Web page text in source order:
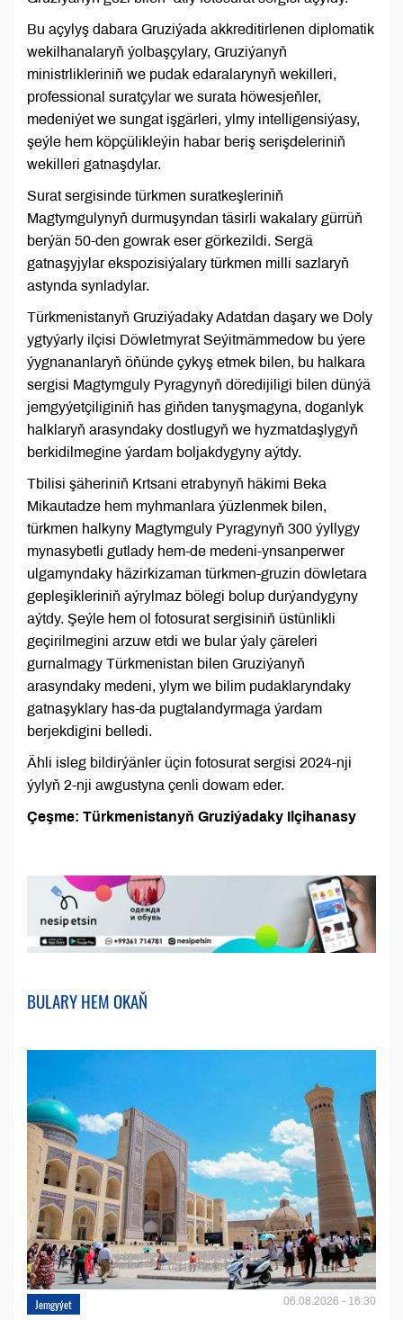
Bu açylyş dabara Gruziýada akkreditirlenen diplomatik
wekilhanalaryň ýolbaşçylary, Gruziýanyň
ministrlikleriniň we pudak edaralarynyň wekilleri,
professional suratçylar we surata höwesjeňler,
medeniýet we sungat işgärleri, ylmy intelligensiýasy,
şeýle hem köpçülikleýin habar beriş serişdeleriniň
wekilleri gatnaşdylar.
Surat sergisinde türkmen suratkeşleriniň
Magtymgulynyň durmuşyndan täsirli wakalary gürrüň
berýän 50-den gowrak eser görkezildi. Sergä
gatnaşyjylar ekspozisiýalary türkmen milli sazlaryň
astynda synladylar.
Türkmenistanyň Gruziýadaky Adatdan daşary we Doly
ygtyýarly ilçisi Döwletmyrat Seýitmämmedow bu ýere
ýygnananlaryň öňünde çykyş etmek bilen, bu halkara
sergisi Magtymguly Pyragynyň döredijiligi bilen dünýä
jemgyýetçiliginiň has giňden tanyşmagyna, doganlyk
halklaryň arasyndaky dostlugyň we hyzmatdaşlygyň
berkidilmegine ýardam boljakdygyny aýtdy.
Tbilisi şäheriniň Krtsani etrabynyň häkimi Beka
Mikautadze hem myhmanlara ýüzlenmek bilen,
türkmen halkyny Magtymguly Pyragynyň 300 ýyllygy
mynasybetli gutlady hem-de medeni-ynsanperwer
ulgamyndaky häzirkizaman türkmen-gruzin döwletara
gepleşikleriniň aýrylmaz bölegi bolup durýandygyny
aýtdy. Şeýle hem ol fotosurat sergisiniň üstünlikli
geçirilmegini arzuw etdi we bular ýaly çäreleri
gurnalmagy Türkmenistan bilen Gruziýanyň
arasyndaky medeni, ylym we bilim pudaklaryndaky
gatnaşyklary has-da pugtalandyrmaga ýardam
berjekdigini belledi.
Ähli isleg bildirýänler üçin fotosurat sergisi 2024-nji
ýylyň 2-nji awgustyna çenli dowam eder.
Çeşme: Türkmenistanyň Gruziýadaky Ilçihanasy
BULARY HEM OKAŇ
Jemgyýet 06.08.2026 - 16:30